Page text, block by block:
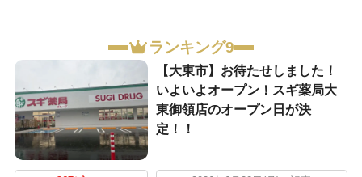
ランキング9
【大東市】お待たせしました！
いよいよオープン！スギ薬局大
東御領店のオープン日が決
定！！